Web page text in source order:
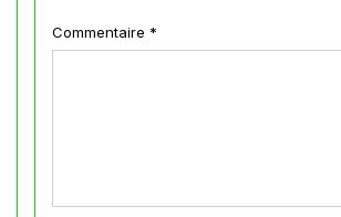
Commentaire *